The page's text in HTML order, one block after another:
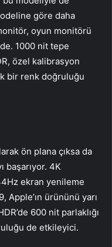
göre daha
oyun monitörü
1000 nit tepe
özel kalibrasyon
bir renk doğruluğu
ön plana çıksa da
başarıyor. 4K
ekran yenileme
Apple’ın ürününü yarı
600 nit parlaklığı
de etkileyici.